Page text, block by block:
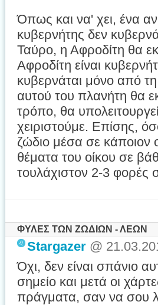
Όπως και να' χει, ένα
κυβερνήτης δεν
Ταύρο, η Αφροδίτη θα
Αφροδίτη είναι
κυβερνάται μόνο από τη
αυτού του πλανήτη θα
τρόπο, θα
χειριστούμε. Επίσης,
ζώδιο μέσα σε κάποιον
θέματα του οίκου σε
τουλάχιστον 2-3 φορές
ΦΥΛΕΣ ΤΩΝ ΖΩΔΙΩΝ - ΛΕΩΝ
Stargazer @
Όχι, δεν είναι σπάνιο
σημείο και μετά οι
πράγματα, σαν να σου